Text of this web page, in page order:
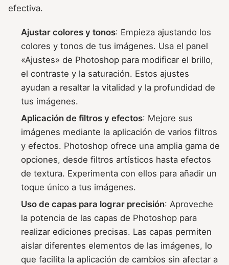
efectiva.
Ajustar colores y tonos: Empieza ajustando los
colores y tonos de tus imágenes. Usa el panel
«Ajustes» de Photoshop para modificar el brillo,
el contraste y la saturación. Estos ajustes
ayudan a resaltar la vitalidad y la profundidad de
tus imágenes.
Aplicación de filtros y efectos: Mejore sus
imágenes mediante la aplicación de varios filtros
y efectos. Photoshop ofrece una amplia gama de
opciones, desde filtros artísticos hasta efectos
de textura. Experimenta con ellos para añadir un
toque único a tus imágenes.
Uso de capas para lograr precisión: Aproveche
la potencia de las capas de Photoshop para
realizar ediciones precisas. Las capas permiten
aislar diferentes elementos de las imágenes, lo
que facilita la aplicación de cambios sin afectar a